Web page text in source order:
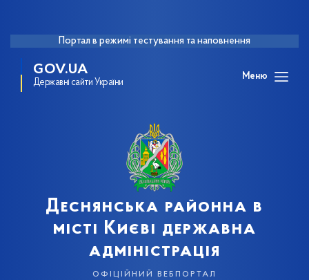
Портал в режимі тестування та наповнення
GOV.UA
Державні сайти України
Меню
Деснянська районна в
місті Києві державна
адміністрація
офіційний вебпортал